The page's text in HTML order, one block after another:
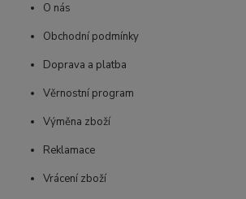
O nás
Obchodní podmínky
Doprava a platba
Věrnostní program
Výměna zboží
Reklamace
Vrácení zboží